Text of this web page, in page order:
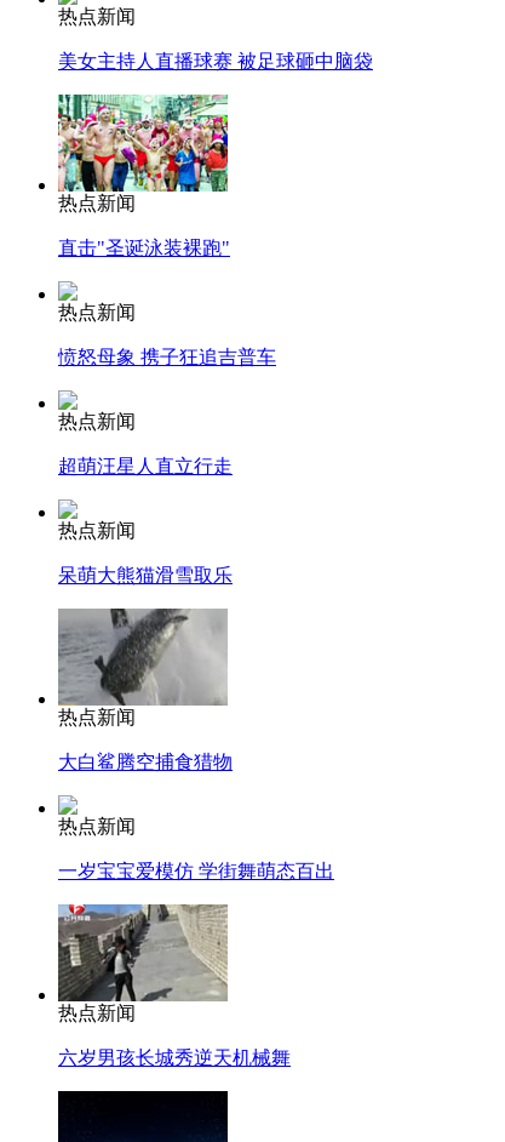
司机酒驾遇交警 急速倒车逃窜
热点新闻
美女主持人直播球赛 被足球砸中脑袋
热点新闻
直击"圣诞泳装裸跑"
热点新闻
愤怒母象 携子狂追吉普车
热点新闻
超萌汪星人直立行走
热点新闻
呆萌大熊猫滑雪取乐
热点新闻
大白鲨腾空捕食猎物
热点新闻
一岁宝宝爱模仿 学街舞萌态百出
热点新闻
六岁男孩长城秀逆天机械舞